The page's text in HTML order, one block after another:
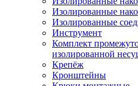
Изолированные
Изолированные
Инструмент
Комплект
изолированной
Крепёж
Кронштейны